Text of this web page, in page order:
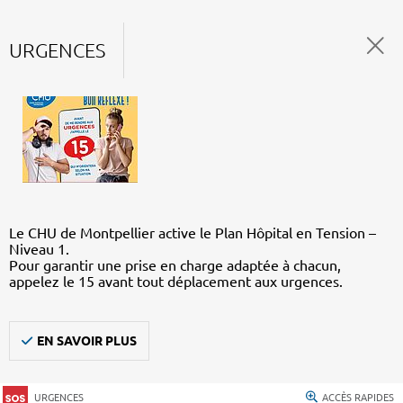
URGENCES
Le CHU de Montpellier active le Plan Hôpital en Tension –
Niveau 1.
Pour garantir une prise en charge adaptée à chacun,
appelez le 15 avant tout déplacement aux urgences.
EN SAVOIR PLUS
URGENCES ACCÈS RAPIDES